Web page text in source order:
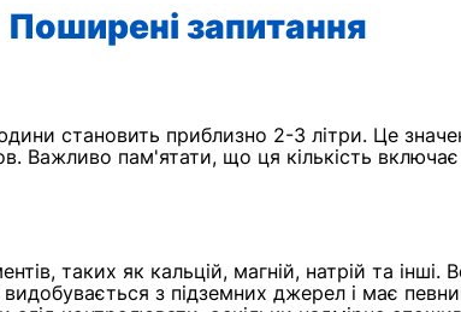
Поширені запитання
становить приблизно 2-3 літри. Це
Важливо пам'ятати, що ця кількість
таких як кальцій, магній, натрій та
з підземних джерел і має